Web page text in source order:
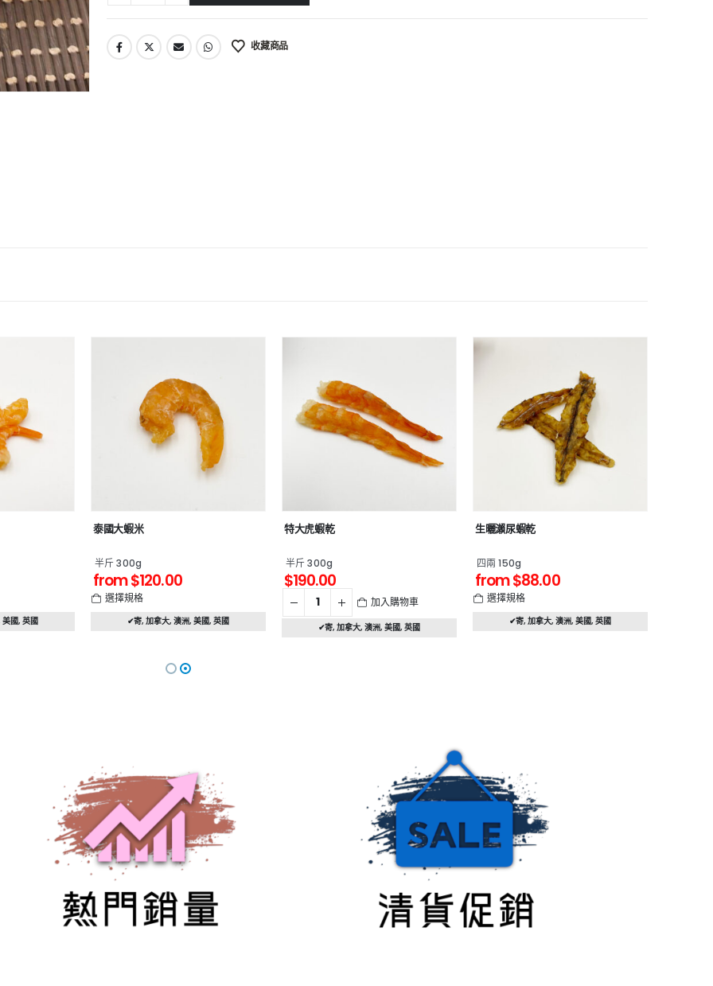
收藏商品
美國, 英國
泰國大蝦米
半斤 300g
from$120.00
選擇規格
✔寄, 加拿大, 澳洲, 美國, 英國
特大虎蝦乾
半斤 300g
$190.00
加入購物車
✔寄, 加拿大, 澳洲, 美國, 英國
生曬瀨尿蝦乾
四兩 150g
from$88.00
選擇規格
✔寄, 加拿大, 澳洲, 美國, 英國